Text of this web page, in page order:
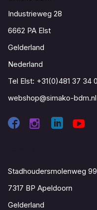
Industrieweg 28
6662 PA Elst
Gelderland
Nederland
Tel Elst: +31(0)481 37 34
webshop@simako-bdm.nl
Stadhoudersmolenweg 99
7317 BP Apeldoorn
Gelderland